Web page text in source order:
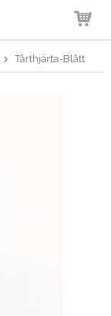
Tårthjärta-Blått